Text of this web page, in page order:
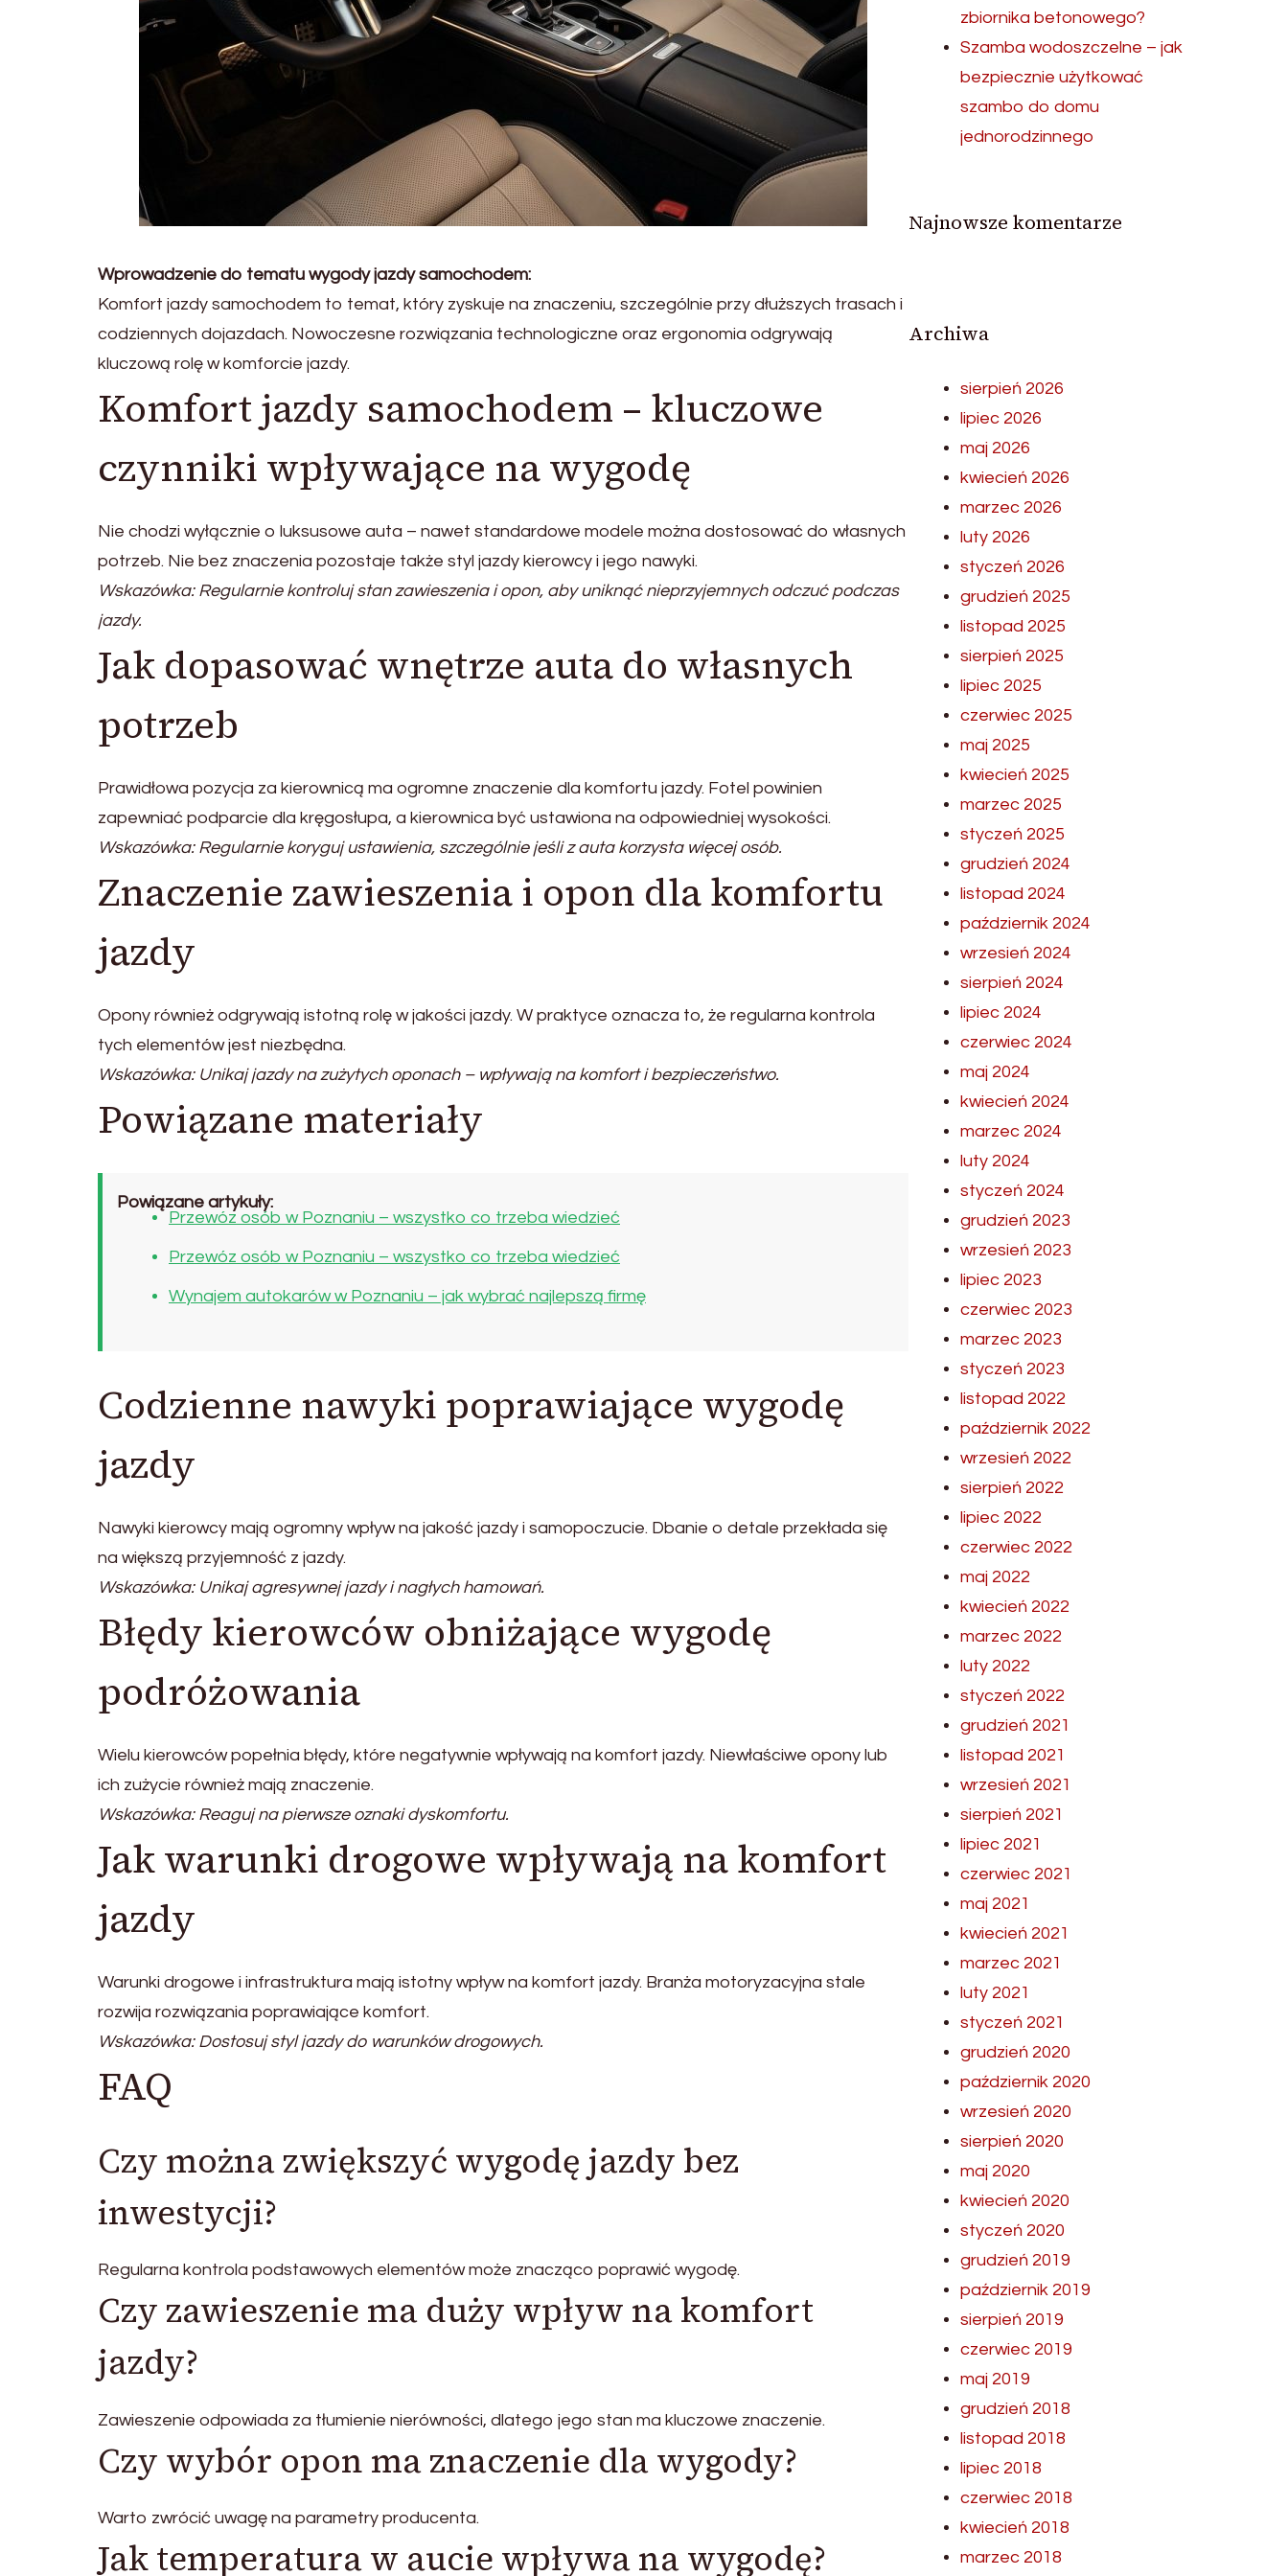
Wprowadzenie do tematu wygody jazdy samochodem:
Komfort jazdy samochodem to temat, który zyskuje na znaczeniu, szczególnie przy dłuższych trasach i
codziennych dojazdach. Nowoczesne rozwiązania technologiczne oraz ergonomia odgrywają
kluczową rolę w komforcie jazdy.
Komfort jazdy samochodem – kluczowe
czynniki wpływające na wygodę
Nie chodzi wyłącznie o luksusowe auta – nawet standardowe modele można dostosować do własnych
potrzeb. Nie bez znaczenia pozostaje także styl jazdy kierowcy i jego nawyki.
Wskazówka: Regularnie kontroluj stan zawieszenia i opon, aby uniknąć nieprzyjemnych odczuć podczas
jazdy.
Jak dopasować wnętrze auta do własnych
potrzeb
Prawidłowa pozycja za kierownicą ma ogromne znaczenie dla komfortu jazdy. Fotel powinien
zapewniać podparcie dla kręgosłupa, a kierownica być ustawiona na odpowiedniej wysokości.
Wskazówka: Regularnie koryguj ustawienia, szczególnie jeśli z auta korzysta więcej osób.
Znaczenie zawieszenia i opon dla komfortu
jazdy
Opony również odgrywają istotną rolę w jakości jazdy. W praktyce oznacza to, że regularna kontrola
tych elementów jest niezbędna.
Wskazówka: Unikaj jazdy na zużytych oponach – wpływają na komfort i bezpieczeństwo.
Powiązane materiały
Powiązane artykuły:
Przewóz osób w Poznaniu – wszystko co trzeba wiedzieć
Przewóz osób w Poznaniu – wszystko co trzeba wiedzieć
Wynajem autokarów w Poznaniu – jak wybrać najlepszą firmę
Codzienne nawyki poprawiające wygodę
jazdy
Nawyki kierowcy mają ogromny wpływ na jakość jazdy i samopoczucie. Dbanie o detale przekłada się
na większą przyjemność z jazdy.
Wskazówka: Unikaj agresywnej jazdy i nagłych hamowań.
Błędy kierowców obniżające wygodę
podróżowania
Wielu kierowców popełnia błędy, które negatywnie wpływają na komfort jazdy. Niewłaściwe opony lub
ich zużycie również mają znaczenie.
Wskazówka: Reaguj na pierwsze oznaki dyskomfortu.
Jak warunki drogowe wpływają na komfort
jazdy
Warunki drogowe i infrastruktura mają istotny wpływ na komfort jazdy. Branża motoryzacyjna stale
rozwija rozwiązania poprawiające komfort.
Wskazówka: Dostosuj styl jazdy do warunków drogowych.
FAQ
Czy można zwiększyć wygodę jazdy bez
inwestycji?
Regularna kontrola podstawowych elementów może znacząco poprawić wygodę.
Czy zawieszenie ma duży wpływ na komfort
jazdy?
Zawieszenie odpowiada za tłumienie nierówności, dlatego jego stan ma kluczowe znaczenie.
Czy wybór opon ma znaczenie dla wygody?
Warto zwrócić uwagę na parametry producenta.
Jak temperatura w aucie wpływa na wygodę?
zbiornika betonowego?
Szamba wodoszczelne – jak
bezpiecznie użytkować
szambo do domu
jednorodzinnego
Najnowsze komentarze
Archiwa
sierpień 2026
lipiec 2026
maj 2026
kwiecień 2026
marzec 2026
luty 2026
styczeń 2026
grudzień 2025
listopad 2025
sierpień 2025
lipiec 2025
czerwiec 2025
maj 2025
kwiecień 2025
marzec 2025
styczeń 2025
grudzień 2024
listopad 2024
październik 2024
wrzesień 2024
sierpień 2024
lipiec 2024
czerwiec 2024
maj 2024
kwiecień 2024
marzec 2024
luty 2024
styczeń 2024
grudzień 2023
wrzesień 2023
lipiec 2023
czerwiec 2023
marzec 2023
styczeń 2023
listopad 2022
październik 2022
wrzesień 2022
sierpień 2022
lipiec 2022
czerwiec 2022
maj 2022
kwiecień 2022
marzec 2022
luty 2022
styczeń 2022
grudzień 2021
listopad 2021
wrzesień 2021
sierpień 2021
lipiec 2021
czerwiec 2021
maj 2021
kwiecień 2021
marzec 2021
luty 2021
styczeń 2021
grudzień 2020
październik 2020
wrzesień 2020
sierpień 2020
maj 2020
kwiecień 2020
styczeń 2020
grudzień 2019
październik 2019
sierpień 2019
czerwiec 2019
maj 2019
grudzień 2018
listopad 2018
lipiec 2018
czerwiec 2018
kwiecień 2018
marzec 2018